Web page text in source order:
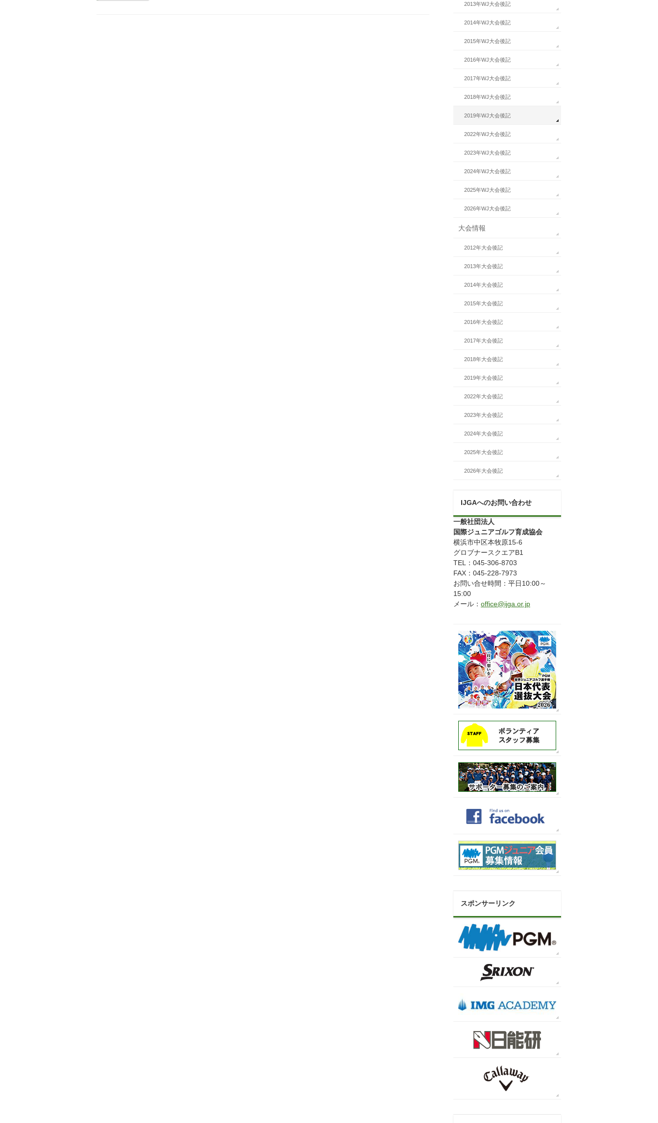
2013年WJ大会後記
2014年WJ大会後記
2015年WJ大会後記
2016年WJ大会後記
2017年WJ大会後記
2018年WJ大会後記
2019年WJ大会後記
2022年WJ大会後記
2023年WJ大会後記
2024年WJ大会後記
2025年WJ大会後記
2026年WJ大会後記
大会情報
2012年大会後記
2013年大会後記
2014年大会後記
2015年大会後記
2016年大会後記
2017年大会後記
2018年大会後記
2019年大会後記
2022年大会後記
2023年大会後記
2024年大会後記
2025年大会後記
2026年大会後記
IJGAへのお問い合わせ
一般社団法人
国際ジュニアゴルフ育成協会
横浜市中区本牧原15-6
グロブナースクエアB1
TEL：045-306-8703
FAX：045-228-7973
お問い合せ時間：平日10:00～
15:00
メール： office@ijga.or.jp
スポンサーリンク